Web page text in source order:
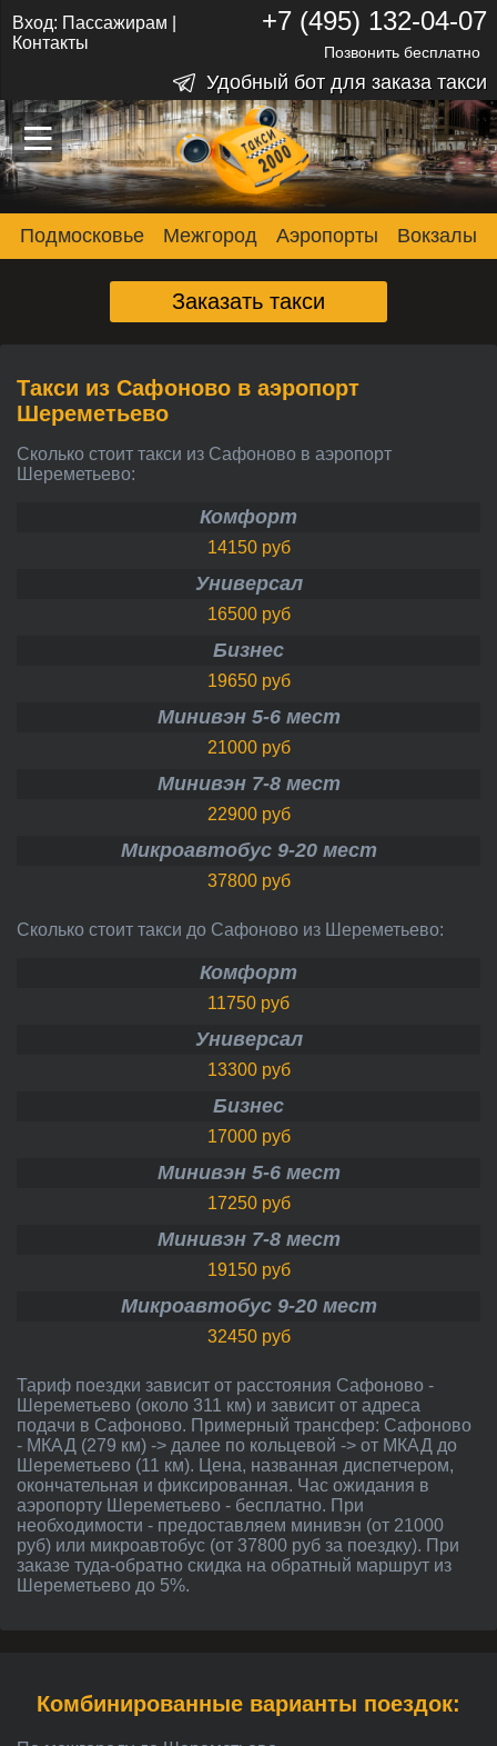
–
–
–
Вход: Пассажирам
Контакты
+7 (495) 132-04-07
Позвонить бесплатно
Удобный бот для заказа такси
Подмосковье Межгород Аэропорты Вокзалы
Заказать такси
Такси из Сафоново в аэропорт
Шереметьево
Сколько стоит такси из Сафоново в аэропорт
Шереметьево:
Комфорт
14150 руб
Универсал
16500 руб
Бизнес
19650 руб
Минивэн 5-6 мест
21000 руб
Минивэн 7-8 мест
22900 руб
Микроавтобус 9-20 мест
37800 руб
Сколько стоит такси до Сафоново из Шереметьево:
Комфорт
11750 руб
Универсал
13300 руб
Бизнес
17000 руб
Минивэн 5-6 мест
17250 руб
Минивэн 7-8 мест
19150 руб
Микроавтобус 9-20 мест
32450 руб
Тариф поездки зависит от расстояния Сафоново -
Шереметьево (около 311 км) и зависит от адреса
подачи в Сафоново. Примерный трансфер: Сафоново
- МКАД (279 км) -> далее по кольцевой -> от МКАД до
Шереметьево (11 км). Цена, названная диспетчером,
окончательная и фиксированная. Час ожидания в
аэропорту Шереметьево - бесплатно. При
необходимости - предоставляем минивэн (от 21000
руб) или микроавтобус (от 37800 руб за поездку). При
заказе туда-обратно скидка на обратный маршрут из
Шереметьево до 5%.
Комбинированные варианты поездок: